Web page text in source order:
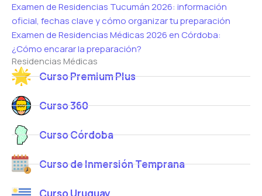
Examen de Residencias Tucumán 2026: información
oficial, fechas clave y cómo organizar tu preparación
Examen de Residencias Médicas 2026 en Córdoba:
¿Cómo encarar la preparación?
Residencias Médicas
Curso Premium Plus
Curso 360
Curso Córdoba
Curso de Inmersión Temprana